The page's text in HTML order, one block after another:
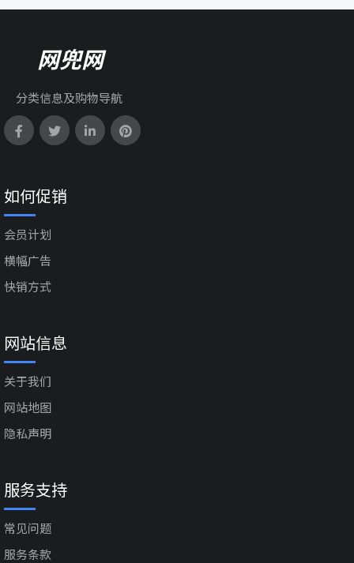
网兜网
分类信息及购物导航
如何促销
会员计划
横幅广告
快销方式
网站信息
关于我们
网站地图
隐私声明
服务支持
常见问题
服务条款